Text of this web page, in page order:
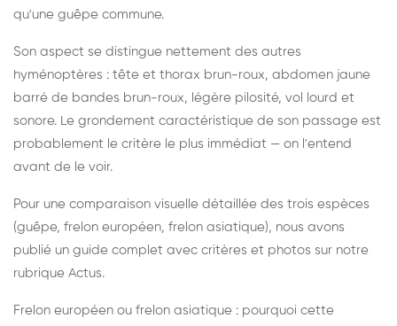
qu'une guêpe commune.
Son aspect se distingue nettement des autres
hyménoptères : tête et thorax brun-roux, abdomen jaune
barré de bandes brun-roux, légère pilosité, vol lourd et
sonore. Le grondement caractéristique de son passage est
probablement le critère le plus immédiat — on l'entend
avant de le voir.
Pour une comparaison visuelle détaillée des trois espèces
(guêpe, frelon européen, frelon asiatique), nous avons
publié un guide complet avec critères et photos sur notre
rubrique Actus.
Frelon européen ou frelon asiatique : pourquoi cette